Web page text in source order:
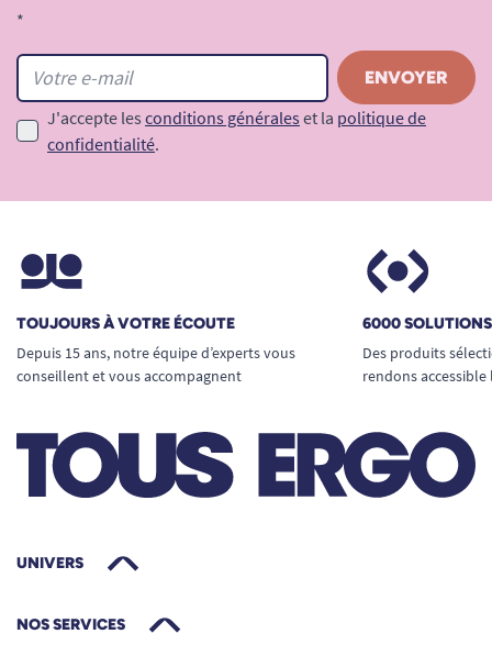
*
J'accepte les conditions générales et la politique de
confidentialité.
TOUJOURS À VOTRE ÉCOUTE
Depuis 15 ans, notre équipe d’experts vous
conseillent et vous accompagnent
6000
Des produits
rendons
UNIVERS
NOS SERVICES